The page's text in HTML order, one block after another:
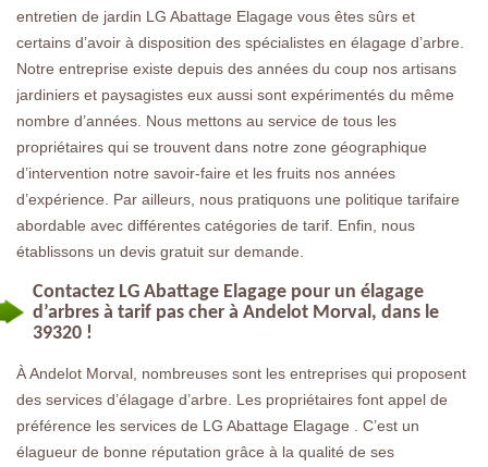
entretien de jardin LG Abattage Elagage vous êtes sûrs et
certains d’avoir à disposition des spécialistes en élagage d’arbre.
Notre entreprise existe depuis des années du coup nos artisans
jardiniers et paysagistes eux aussi sont expérimentés du même
nombre d’années. Nous mettons au service de tous les
propriétaires qui se trouvent dans notre zone géographique
d’intervention notre savoir-faire et les fruits nos années
d’expérience. Par ailleurs, nous pratiquons une politique tarifaire
abordable avec différentes catégories de tarif. Enfin, nous
établissons un devis gratuit sur demande.
Contactez LG Abattage Elagage pour un élagage
d’arbres à tarif pas cher à Andelot Morval, dans le
39320 !
À Andelot Morval, nombreuses sont les entreprises qui proposent
des services d’élagage d’arbre. Les propriétaires font appel de
préférence les services de LG Abattage Elagage . C’est un
élagueur de bonne réputation grâce à la qualité de ses